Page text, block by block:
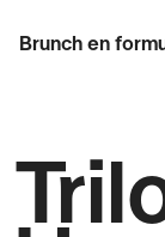
Brunch en